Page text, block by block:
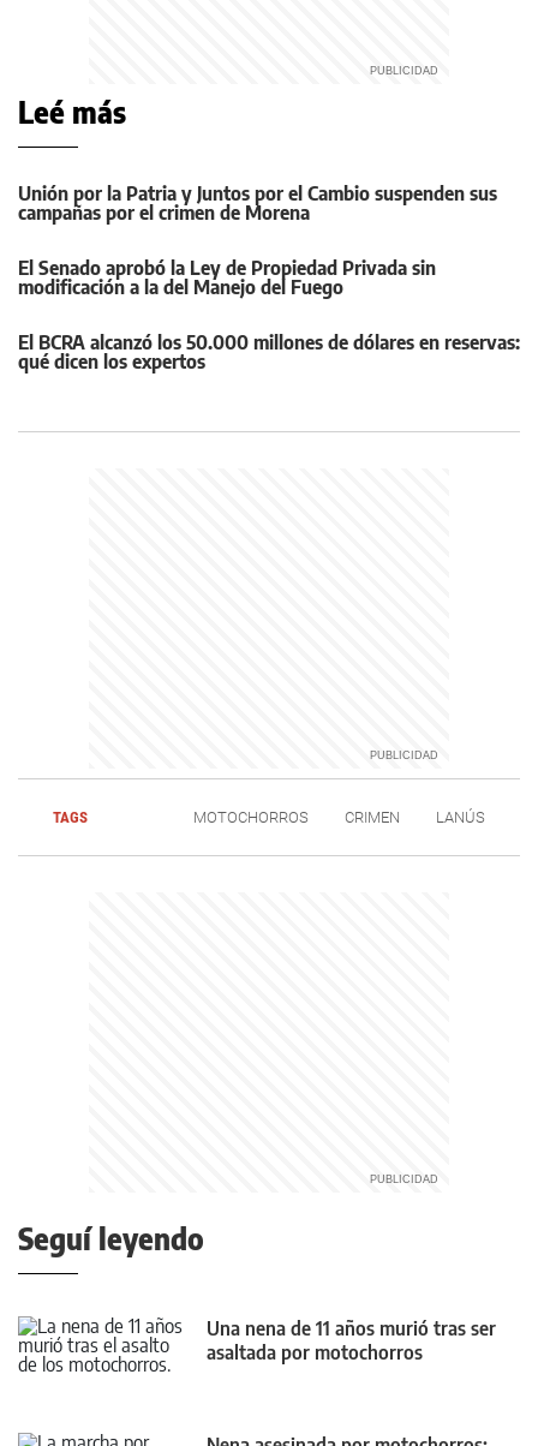
Leé más
Unión por la Patria y Juntos por el Cambio suspenden sus
campañas por el crimen de Morena
El Senado aprobó la Ley de Propiedad Privada sin
modificación a la del Manejo del Fuego
El BCRA alcanzó los 50.000 millones de dólares en reservas:
qué dicen los expertos
TAGS MOTOCHORROS CRIMEN LANÚS
Seguí leyendo
Una nena de 11 años murió tras ser
asaltada por motochorros